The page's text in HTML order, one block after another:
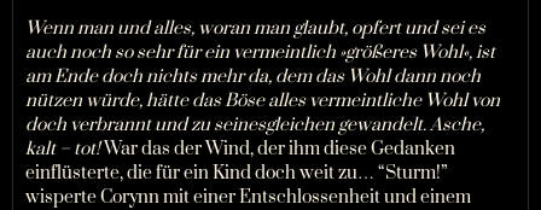
Wenn man und alles, woran man glaubt, opfert und sei es
auch noch so sehr für ein vermeintlich »größeres Wohl«, ist
am Ende doch nichts mehr da, dem das Wohl dann noch
nützen würde, hätte das Böse alles vermeintliche Wohl von
doch verbrannt und zu seinesgleichen gewandelt. Asche,
kalt – tot!War das der Wind, der ihm diese Gedanken
einflüsterte, die für ein Kind doch weit zu… “Sturm!”
wisperte Corynn mit einer Entschlossenheit und einem